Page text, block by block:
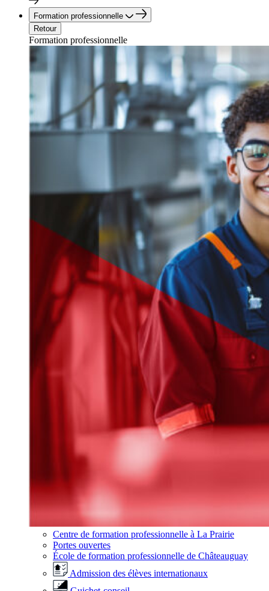
Formation professionnelle
Retour
Formation professionnelle
Centre de formation professionnelle à La Prairie
Portes ouvertes
École de formation professionnelle de Châteauguay
Admission des élèves internationaux